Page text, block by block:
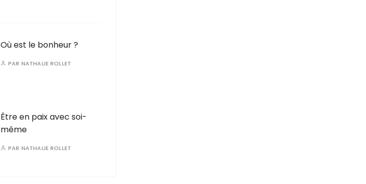
Où est le bonheur ?
PAR NATHALIE ROLLET
Être en paix avec soi-
même
PAR NATHALIE ROLLET